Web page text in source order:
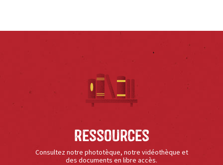
Ressources
Consultez notre phototèque, notre vidéothèque et
des documents en libre accès.